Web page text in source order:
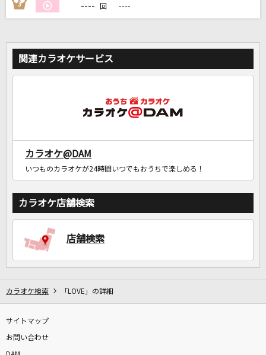
3 ---- 回 ----
関連カラオケサービス
カラオケ@DAM
いつものカラオケが24時間いつでもおうちで楽しめる！
カラオケ店舗検索
店舗検索
カラオケ検索 「LOVE」の詳細
サイトマップ
お問い合わせ